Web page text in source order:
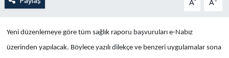
A A
Yeni düzenlemeye göre tüm sağlık raporu başvuruları e-Nabız
üzerinden yapılacak. Böylece yazılı dilekçe ve benzeri uygulamalar sona